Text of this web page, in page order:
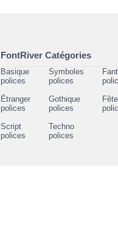
FontRiver Catégories
Basique
polices
Symboles
polices
Étranger
polices
Gothique
polices
Script
polices
Techno
polices